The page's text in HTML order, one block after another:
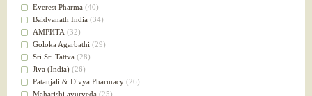
Для глаз(34)
от геморроя(34)
Противовоспалительное
Для Питта доши(32)
Для сердца(32)
Для сосудов головного мозга
Для полости рта(32)
Дефицит железа(31)
Everest Pharma (40)
Baidyanath India (34)
АМРИТА (32)
Goloka Agarbathi (29)
Sri Sri Tattva (28)
Jiva (India) (26)
Patanjali & Divya Pharmacy (26)
Maharishi ayurveda (25)